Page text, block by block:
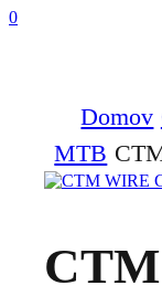
0
Domov
MTB